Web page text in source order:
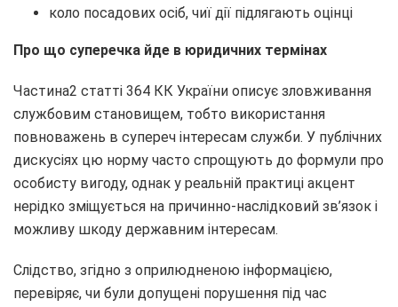
коло посадових осіб, чиї дії підлягають оцінці
Про що суперечка йде в юридичних термінах
Частина2 статті 364 КК України описує зловживання
службовим становищем, тобто використання
повноважень в супереч інтересам служби. У публічних
дискусіях цю норму часто спрощують до формули про
особисту вигоду, однак у реальній практиці акцент
нерідко зміщується на причинно-наслідковий зв’язок і
можливу шкоду державним інтересам.
Слідство, згідно з оприлюдненою інформацією,
перевіряє, чи були допущені порушення під час